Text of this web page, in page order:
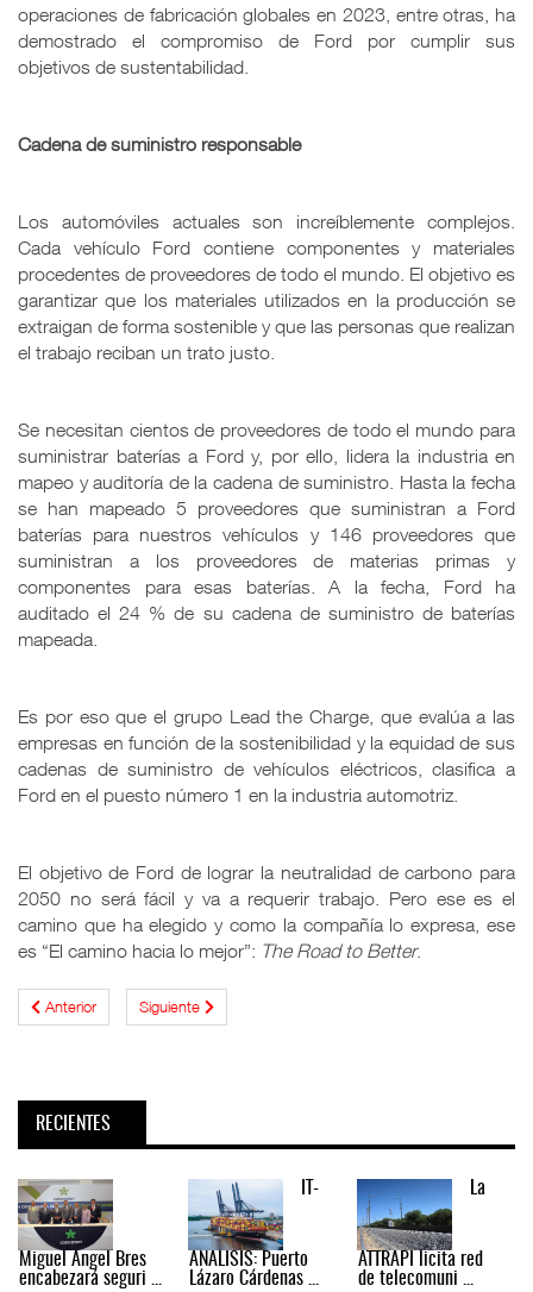
operaciones de fabricación globales en 2023, entre otras, ha
demostrado el compromiso de Ford por cumplir sus
objetivos de sustentabilidad.
Cadena de suministro responsable
Los automóviles actuales son increíblemente complejos.
Cada vehículo Ford contiene componentes y materiales
procedentes de proveedores de todo el mundo. El objetivo es
garantizar que los materiales utilizados en la producción se
extraigan de forma sostenible y que las personas que realizan
el trabajo reciban un trato justo.
Se necesitan cientos de proveedores de todo el mundo para
suministrar baterías a Ford y, por ello, lidera la industria en
mapeo y auditoría de la cadena de suministro. Hasta la fecha
se han mapeado 5 proveedores que suministran a Ford
baterías para nuestros vehículos y 146 proveedores que
suministran a los proveedores de materias primas y
componentes para esas baterías. A la fecha, Ford ha
auditado el 24 % de su cadena de suministro de baterías
mapeada.
Es por eso que el grupo Lead the Charge, que evalúa a las
empresas en función de la sostenibilidad y la equidad de sus
cadenas de suministro de vehículos eléctricos, clasifica a
Ford en el puesto número 1 en la industria automotriz.
El objetivo de Ford de lograr la neutralidad de carbono para
2050 no será fácil y va a requerir trabajo. Pero ese es el
camino que ha elegido y como la compañía lo expresa, ese
es “El camino hacia lo mejor”: The Road to Better.
Anterior Siguiente
RECIENTES
Miguel Ángel Bres
encabezará seguri ...
IT-
ANÁLISIS: Puerto
Lázaro Cárdenas ...
La
ATTRAPI licita red
de telecomuni ...